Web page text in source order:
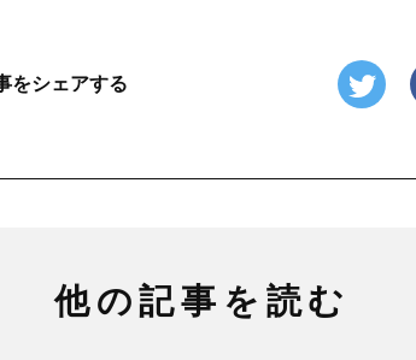
をシェアする
他の記事を読む